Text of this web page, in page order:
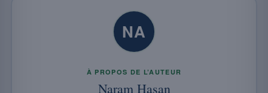
NA
À PROPOS DE L’AUTEUR
Naram Hasan